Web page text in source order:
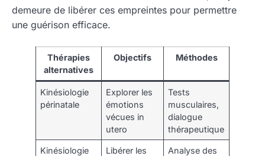
demeure de libérer ces empreintes pour permettre
une guérison efficace.
Thérapies
alternatives
Objectifs Méthodes
Kinésiologie
périnatale
Explorer les
émotions
vécues in
utero
Tests
musculaires,
dialogue
thérapeutique
Kinésiologie
Libérer les
Analyse des